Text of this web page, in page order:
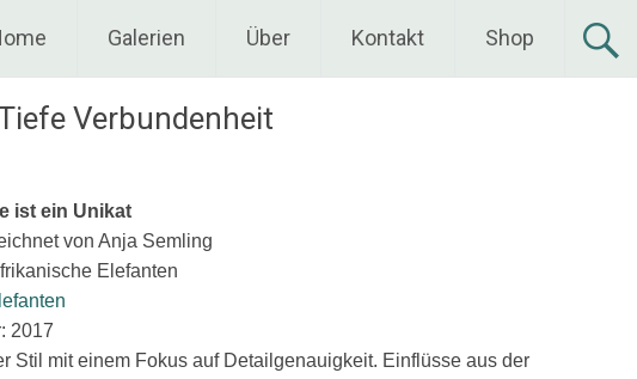
Galerien Über Kontakt Shop
Verbundenheit
ist ein Unikat
von Anja Semling
Elefanten
2017
Stil mit einem Fokus auf Detailgenauigkeit. Einflüsse aus der